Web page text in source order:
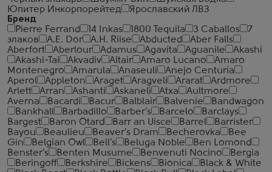
Юпитер Инкорпорейтед
Ярославский ЛВЗ
Бренд
Pierre Ferrand
14 Inkas 1800 Tequila 3 Caballos
7
злаков
A.E. Dor A.H. Riise Abducted
Aber Falls
Aberfort
Aberlour Adamus Agavita Aguanile
Akashi
Akashi-Tai
Akvadiv Altair Amaro Lucano
Amaro
Montenegro
Amarula Anaseuli
Anejo Centuria
Aperol
Appleton Araget Aragveli Ararat
Ardmore
Arlett
Arran Ashanti Askaneli Atxa
Aultmore
Averna
Bacardi Bacur Balblair Balvenie
Bandwagon
Bankhall
Barbadillo Barber's Barcelo
Barclays
Bargest
Baron Otard Barr an Uisce Barrel
Barrister
Bayou
Beaulieu Beaver's Dram Becherovka
Bee
Gin
Belgian Owl Bell's Beluga Noble
Ben Lomond
Benster's
Benten Musume Benvenuti Nocino
Bergia
Beringoff
Berkshire Bickens Bionica
Black & White